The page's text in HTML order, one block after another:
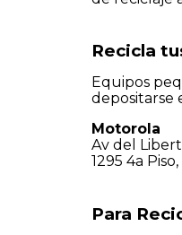
Recicla
Equipos
depositarse
Motorola
Av del
1295 4a
Para